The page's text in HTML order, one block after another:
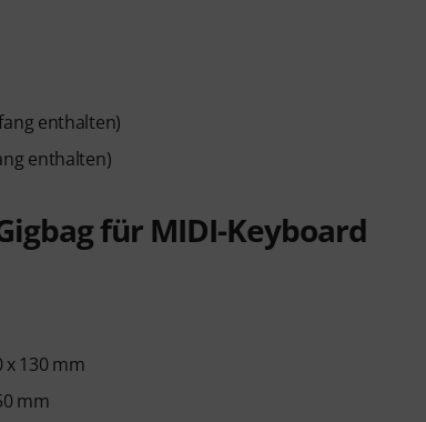
enthalten)
enthalten)
für MIDI-Keyboard
x 130 mm
mm